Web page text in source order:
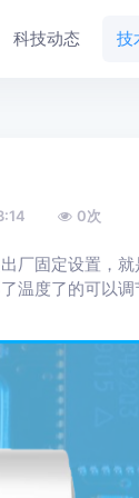
科技动态 技
0次
厂固定设置，
温度了的可以